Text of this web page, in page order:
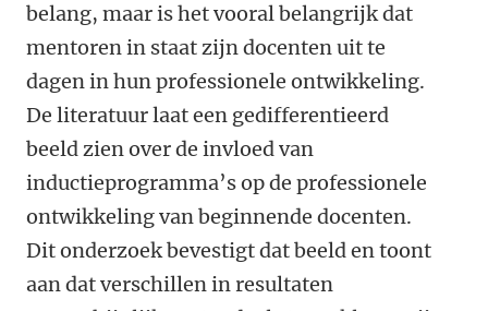
belang, maar is het vooral belangrijk dat
mentoren in staat zijn docenten uit te
dagen in hun professionele ontwikkeling.
De literatuur laat een gedifferentieerd
beeld zien over de invloed van
inductieprogramma’s op de professionele
ontwikkeling van beginnende docenten.
Dit onderzoek bevestigt dat beeld en toont
aan dat verschillen in resultaten